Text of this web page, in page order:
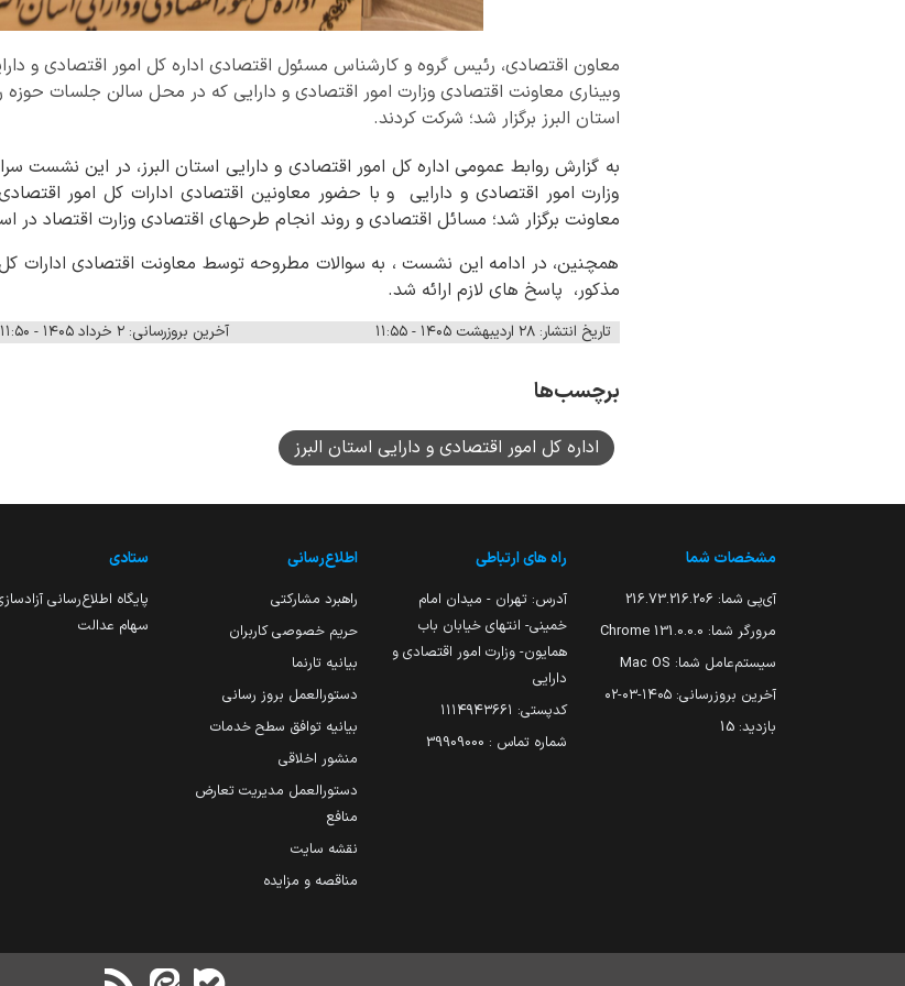
معاون اقتصادی، رئیس گروه و کارشناس مسئول اقتصادی اداره کل امور اقتصادی و
وبیناری معاونت اقتصادی وزارت امور اقتصادی و دارایی که در محل سالن جلسات حوزه
استان البرز برگزار شد؛ شرکت کردند.
به گزارش روابط عمومی اداره کل امور اقتصادی و دارایی استان البرز، در این نشست
وزارت امور اقتصادی و دارایی و با حضور معاونین اقتصادی ادارات کل امور اقتصادی
معاونت برگزار شد؛ مسائل اقتصادی و روند انجام طرحهای اقتصادی وزارت اقتصاد در
همچنین، در ادامه این نشست ، به سوالات مطروحه توسط معاونت اقتصادی ادارات کل
مذکور، پاسخ های لازم ارائه شد.
تاریخ انتشار: ۲۸ اردیبهشت ۱۴۰۵ - ۱۱:۵۵ آخرین بروزرسانی: ۲ خرداد ۱۴۰۵ - ۱۱:۵۰
برچسب‌ها
اداره کل امور اقتصادی و دارایی استان البرز
مشخصات شما
آی‌پی شما: 216.73.216.206
مرورگر شما: 131.0.0.0 Chrome
سیستم‌عامل شما: Mac OS
آخرین بروزرسانی: ۱۴۰۵-۰۳-۰۲
بازدید: 15
راه های ارتباطی
آدرس: تهران - میدان امام
خمینی- انتهای خیابان باب
همایون- وزارت امور اقتصادی و
دارایی
کدپستی: ۱۱۱۴۹۴۳۶۶۱
شماره تماس : 39909000
اطلاع‌رسانی
راهبرد مشارکتی
حریم خصوصی کاربران
بیانیه تارنما
دستورالعمل بروز رسانی
بیانیه توافق سطح خدمات
منشور اخلاقی
دستورالعمل مدیریت تعارض
منافع
نقشه سایت
مناقصه و مزایده
ستادی
پایگاه اطلاع‌رسانی
سهام عدالت